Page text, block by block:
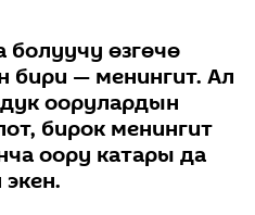
болуучу өзгөчө
бири — менингит. Ал
оорулардын
бирок менингит
оору катары да